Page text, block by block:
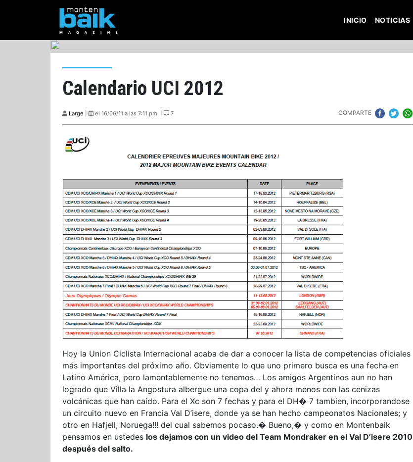
INICIO NOTICIAS
Calendario UCI 2012
Large el 16/06/11 a las 7:11 pm. | 7 COMPARTE
Hoy la Union Ciclista Internacional acaba de dar a conocer la lista de competencias oficiales
más importantes del próximo año. Obviamente lo que uno primero busca es una fecha en
Latino América, pero lamentablemente no tenemos… Los amigos Argentinos aun no han
logrado que Villa la Angostura albergue una copa del y ahora menos con las cenizas
volcánicas que han caído. Para el Xc son 7 fechas y para el DH� 7 tambien, incorporandose
un circuito nuevo en Francia Val D’isere, donde ya se han hecho campeonatos Nacionales; y
otro en Hafjell, Noruega!!! del cual sabemos pocaso.� Bueno,� y como en Montenbaik
pensamos en ustedes los dejamos con un video del Team Mondraker en el Val D’isere 2010
después del salto.